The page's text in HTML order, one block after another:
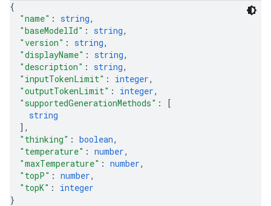
{
"name" : string,
"baseModelId" : string,
"version" : string,
"displayName" : string,
"description" : string,
"inputTokenLimit" : integer,
"outputTokenLimit" : integer,
"supportedGenerationMethods" :
[
string
] ,
"thinking" : boolean,
"temperature" : number,
"maxTemperature" : number,
"topP" : number,
"topK" : integer
}